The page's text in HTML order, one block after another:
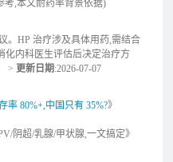
考,本文耐药率背景依据)
。HP 治疗涉及具体用药,需结合
化内科医生评估后决定治疗方
> 更新日期:2026-07-07
率 80%+,中国只有 35%?》
阴超/乳腺/甲状腺,一文搞定》